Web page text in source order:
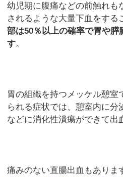
幼児期に腹痛などの前触れも
されるような大量下血をする
部は50％以上の確率で胃や膵
す。
胃の組織を持つメッケル憩室
られる症状では、憩室内に分
などに消化性潰瘍ができて出
痛みのない直腸出血もありま